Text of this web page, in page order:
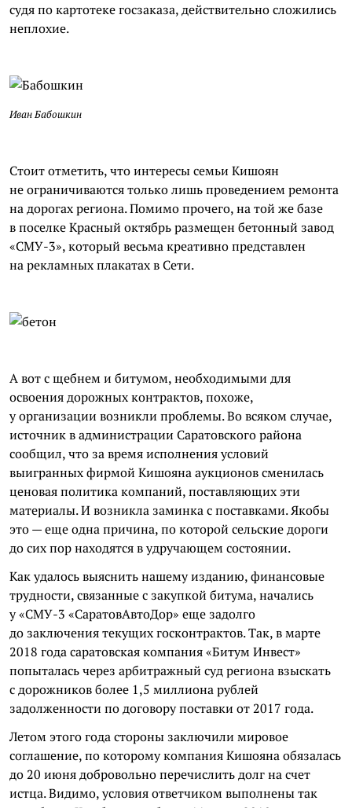
судя по картотеке госзаказа, действительно сложились
неплохие.
ИванБабошкин
Стоит отметить, что интересы семьи Кишоян
не ограничиваются только лишь проведением ремонта
на дорогах региона. Помимо прочего, на той же базе
в поселке Красный октябрь размещен бетонный завод
«СМУ-3», который весьма креативно представлен
на рекламных плакатах в Сети.
А вот с щебнем и битумом, необходимыми для
освоения дорожных контрактов, похоже,
у организации возникли проблемы. Во всяком случае,
источник в администрации Саратовского района
сообщил, что за время исполнения условий
выигранных фирмой Кишоянааукционов сменилась
ценовая политика компаний, поставляющих эти
материалы. И возникла заминка с поставками. Якобы
это — еще одна причина, по которой сельские дороги
до сих пор находятся в удручающем состоянии.
Как удалось выяснить нашему изданию, финансовые
трудности, связанные с закупкой битума, начались
у «СМУ-3 «СаратовАвтоДор» еще задолго
до заключения текущихгосконтрактов. Так, в марте
2018 года саратовская компания «Битум Инвест»
попыталась через арбитражный суд региона взыскать
с дорожников более 1,5 миллиона рублей
задолженности по договору поставки от 2017 года.
Летом этого года стороны заключили мировое
соглашение, по которому компанияКишоянаобязалась
до 20 июня добровольно перечислить долг на счет
истца. Видимо, условия ответчиком выполнены так